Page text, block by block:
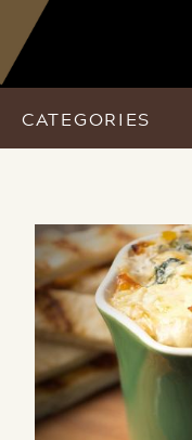
CATEGORIES